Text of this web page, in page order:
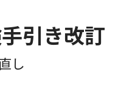
引き改訂
し